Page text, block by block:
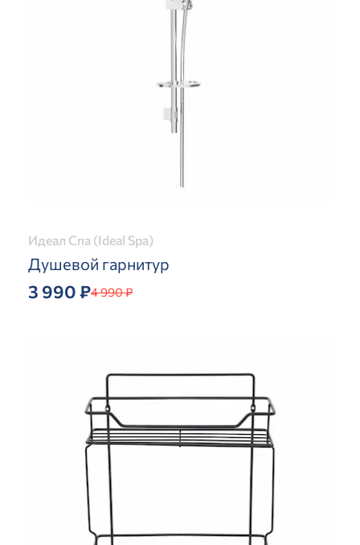
Идеал Спа (Ideal Spa)
Душевой гарнитур
3 990 ₽4 990 ₽